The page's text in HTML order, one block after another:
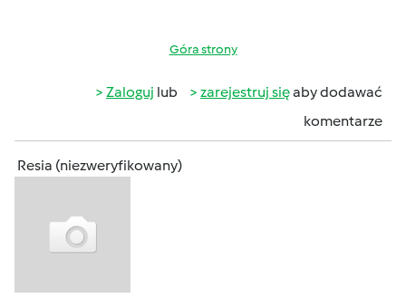
Góra strony
Zaloguj lub zarejestruj sięaby dodawać
komentarze
Resia (niezweryfikowany)